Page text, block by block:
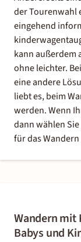
der Tourenwahl
eingehend
kann außerdem
ohne leichter.
eine andere
liebt es, beim
werden. Wenn
dann wählen
für das
Wandern mit
Babys und